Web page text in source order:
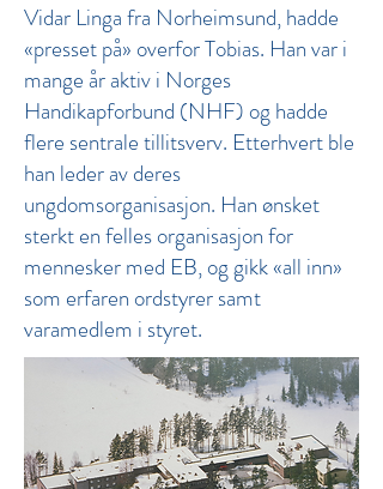
Vidar Linga fra Norheimsund, hadde
«presset på» overfor Tobias. Han var i
mange år aktiv i Norges
Handikapforbund (NHF) og hadde
flere sentrale tillitsverv. Etterhvert ble
han leder av deres
ungdomsorganisasjon. Han ønsket
sterkt en felles organisasjon for
mennesker med EB, og gikk «all inn»
som erfaren ordstyrer samt
varamedlem i styret.